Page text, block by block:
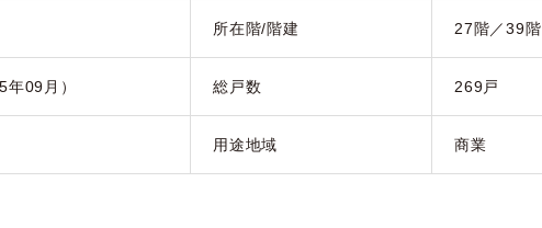
所在階/階建 27階／39階
09月） 総戸数 269戸
用途地域 商業